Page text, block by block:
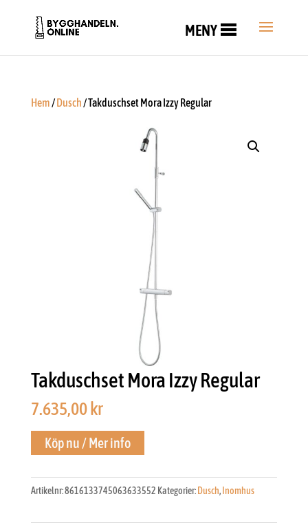
MENY
Hem/Dusch/ Takduschset Mora Izzy Regular
Takduschset Mora Izzy Regular
7.635,00 kr
Köp nu / Mer info
Artikelnr:8616133745063633552 Kategorier: Dusch, Inomhus